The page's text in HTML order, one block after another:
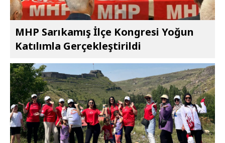
MHP Sarıkamış İlçe Kongresi Yoğun
Katılımla Gerçekleştirildi